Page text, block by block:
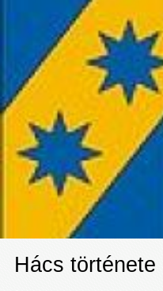
Hács története